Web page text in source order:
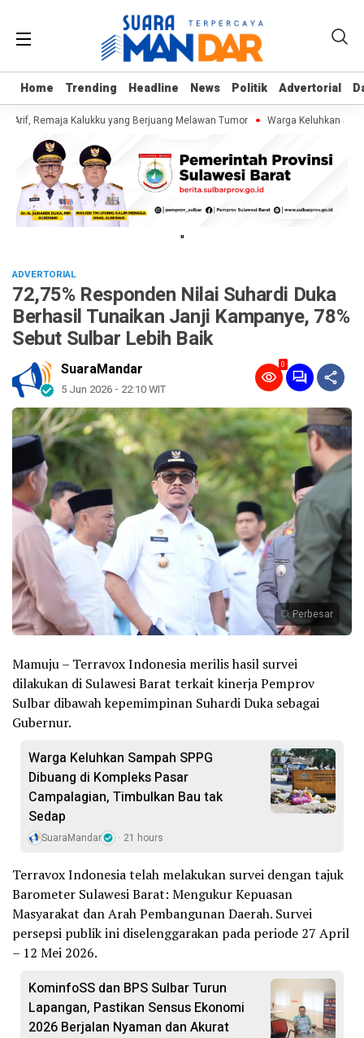
Home Trending Headline News Politik Advertorial
Home Trending Headline News Politik Advertorial
Remaja Kalukku yang Berjuang Melawan Tumor Warga Keluhkan
"
ADVERTORIAL
72,75% Responden Nilai Suhardi Duka
Berhasil Tunaikan Janji Kampanye, 78%
Sebut Sulbar Lebih Baik
SuaraMandar
5 Jun 2026 - 22:10 WIT
0
Perbesar
Mamuju – Terravox Indonesia merilis hasil survei
dilakukan di Sulawesi Barat terkait kinerja Pemprov
Sulbar dibawah kepemimpinan Suhardi Duka sebagai
Gubernur.
Warga Keluhkan Sampah SPPG
Dibuang di Kompleks Pasar
Campalagian, Timbulkan Bau tak
Sedap
SuaraMandar 21 hours
Terravox Indonesia telah melakukan survei dengan tajuk
Barometer Sulawesi Barat: Mengukur Kepuasan
Masyarakat dan Arah Pembangunan Daerah. Survei
persepsi publik ini diselenggarakan pada periode 27 April
– 12 Mei 2026.
KominfoSS dan BPS Sulbar Turun
Lapangan, Pastikan Sensus Ekonomi
2026 Berjalan Nyaman dan Akurat